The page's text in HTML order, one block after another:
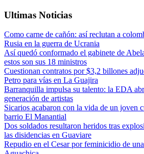
Ultimas Noticias
Como carne de cañón: así reclutan a
Rusia en la guerra de Ucrania
Así quedó conformado el gabinete de
estos son sus 18 ministros
Cuestionan contratos por $3,2 billones
Petro para vías en La Guajira
Barranquilla impulsa su talento: la EDA
generación de artistas
Sicarios acabaron con la vida de un joven
barrio El Manantial
Dos soldados resultaron heridos tras
las disidencias en Guaviare
Repudio en el Cesar por feminicidio de